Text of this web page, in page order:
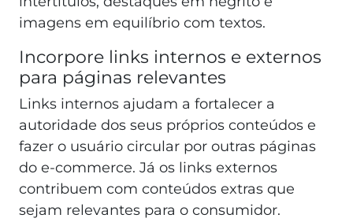
imagens em equilíbrio com textos.
Incorpore links internos e externos
para páginas relevantes
Links internos ajudam a fortalecer a
autoridade dos seus próprios conteúdos e
fazer o usuário circular por outras páginas
do e-commerce. Já os links externos
contribuem com conteúdos extras que
sejam relevantes para o consumidor.